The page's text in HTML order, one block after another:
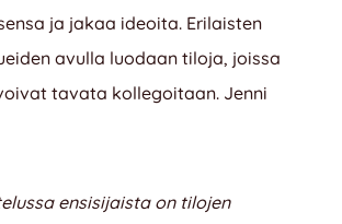
ja jakaa ideoita. Erilaisten
avulla luodaan tiloja, joissa
tavata kollegoitaan. Jenni
ensisijaista on tilojen